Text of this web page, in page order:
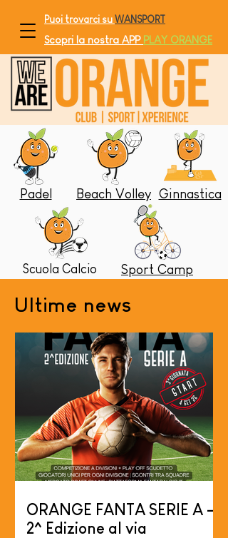
Puoi trovarci suWANSPORT
Scopri la nostra APP PLAY ORANGE
Padel Beach Volley Ginnastica
Scuola Calcio Sport Camp
Ultime news
ORANGE FANTA SERIE A -
2^ Edizione al via